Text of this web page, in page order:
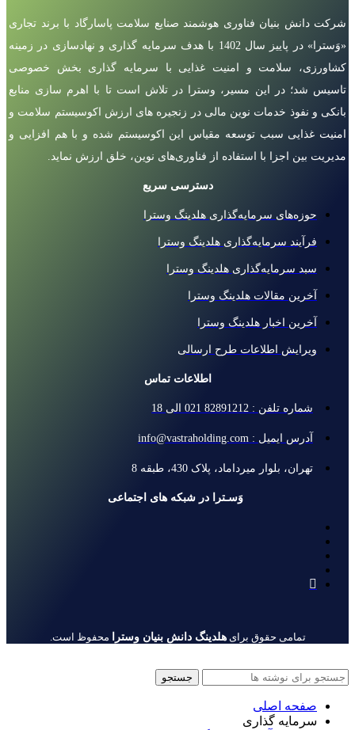
شرکت دانش بنیان فناوری هوشمند صنایع سلامت پاسارگاد با برند تجاری
«وَسترا» در پاییز سال 1402 با هدف سرمایه گذاری و نهادسازی در زمینه
کشاورزی، سلامت و امنیت غذایی با سرمایه گذاری بخش خصوصی
تاسیس شد؛ در این مسیر، وسترا در تلاش است تا با اهرم سازی منابع
بانکی و نفوذ خدمات نوین مالی در زنجیره های ارزش اکوسیستم سلامت و
امنیت غذایی سبب توسعه مقیاس این اکوسیستم شده و با هم افزایی و
مدیریت بین اجزا با استفاده از فناوری‌های نوین، خلق ارزش نماید.
دسترسی سریع
حوزه‌های سرمایه‌گذاری هلدینگ وسترا
فرآیند سرمایه‌گذاری هلدینگ وسترا
سبد سرمایه‌گذاری هلدینگ وسترا
آخرین مقالات هلدینگ وسترا
آخرین اخبار هلدینگ وسترا
ویرایش اطلاعات طرح ارسالی
اطلاعات تماس
شماره تلفن : 82891212 021 الی 18
آدرس ایمیل : info@vastraholding.com
تهران، بلوار میرداماد، پلاک 430، طبقه 8
وَسـترا در شبکه های اجتماعی
تمامی حقوق برایهلدینگ دانش بنیان وسترا محفوظ است.
جستجو
صفحه اصلی
سرمایه گذاری